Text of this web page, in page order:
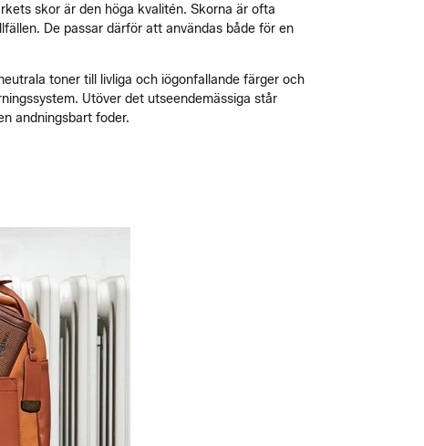
skor är den höga kvalitén. Skorna är ofta
De passar därför att användas både för en
toner till livliga och iögonfallande färger och
Utöver det utseendemässiga står
andningsbart foder.